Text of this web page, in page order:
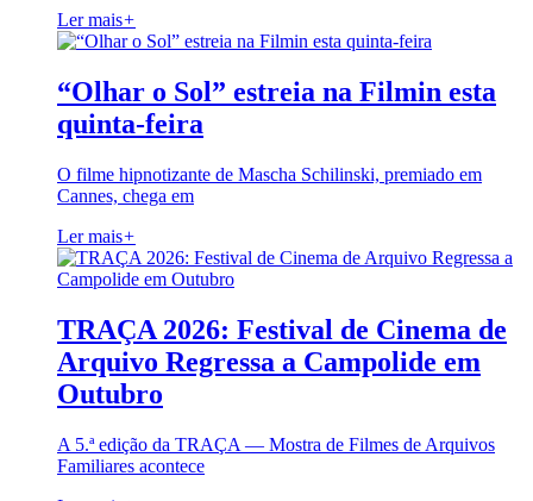
Ler mais+
“Olhar o Sol” estreia na Filmin esta
quinta-feira
O filme hipnotizante de Mascha Schilinski, premiado em
Cannes, chega em
Ler mais+
TRAÇA 2026: Festival de Cinema de
Arquivo Regressa a Campolide em
Outubro
A 5.ª edição da TRAÇA — Mostra de Filmes de Arquivos
Familiares acontece